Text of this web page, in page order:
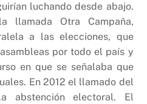
luchando desde abajo.
llamada Otra Campaña,
a las elecciones, que
por todo el país y
en que se señalaba que
En 2012 el llamado del
abstención electoral. El